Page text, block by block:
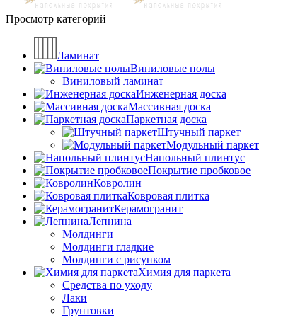
Просмотр категорий
Ламинат
Виниловые полы
Виниловый ламинат
Инженерная доска
Массивная доска
Паркетная доска
Штучный паркет
Модульный паркет
Напольный плинтус
Покрытие пробковое
Ковролин
Ковровая плитка
Керамогранит
Лепнина
Молдинги
Молдинги гладкие
Молдинги с рисунком
Химия для паркета
Средства по уходу
Лаки
Грунтовки